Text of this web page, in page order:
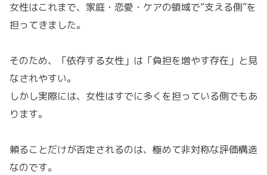
女性はこれまで、家庭・恋愛・ケアの領域で“支える側”を
担ってきました。
そのため、「依存する女性」は「負担を増やす存在」と見
なされやすい。
しかし実際には、女性はすでに多くを担っている側でもあ
ります。
頼ることだけが否定されるのは、極めて非対称な評価構造
なのです。